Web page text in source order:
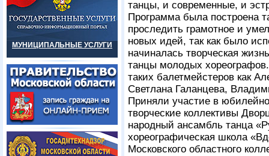
МУНИЦИПАЛЬНЫЕ УСЛУГИ
танцы, и современные, и
Программа была построена
проследить грамотное и
новых идей, так как было
начиналась творческая
танцы молодых
таких балетмейстеров как
Светлана Галанцева,
Приняли участие в
творческие коллективы
народный ансамбль танца
хореографическая школа
Московского областного